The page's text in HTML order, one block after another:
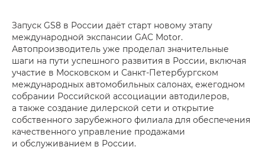
Запуск GS8 в России даёт старт новому этапу
международной экспансии GAC Motor.
Автопроизводитель уже проделал значительные
шаги на пути успешного развития в России, включая
участие в Московском и Санкт-Петербургском
международных автомобильных салонах, ежегодном
собрании Российской ассоциации автодилеров,
а также создание дилерской сети и открытие
собственного зарубежного филиала для обеспечения
качественного управление продажами
и обслуживанием в России.